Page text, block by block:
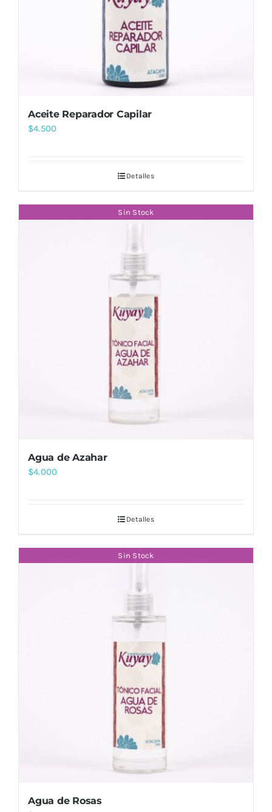
Aceite Reparador Capilar
$4.500
Detalles
Sin Stock
Agua de Azahar
$4.000
Detalles
Sin Stock
Agua de Rosas